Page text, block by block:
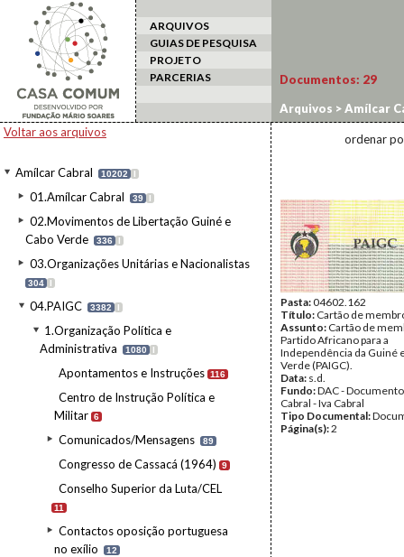
ARQUIVOS
GUIAS DE PESQUISA
PROJETO
PARCERIAS
Voltar aos arquivos
Amílcar Cabral 10202 I
01.Amílcar Cabral 39 I
02.Movimentos de Libertação Guiné e
Cabo Verde
336 I
03.Organizações Unitárias e Nacionalistas
304 I
04.PAIGC 3382 I
1.Organização Política e
Administrativa
1080 I
Apontamentos e Instruções 116
Centro de Instrução Política e
Militar 6
Comunicados/Mensagens 89
Congresso de Cassacá (1964) 9
Conselho Superior da Luta/CEL
11
Contactos oposição portuguesa
no exílio
12
Documentos: 29
Arquivos >Amílcar
administrativos
ordenar
Pasta:04602.162
Título: Cartão de
Assunto: Cartão de
Partido Africano para a
Independência da Guiné
Verde (PAIGC).
Data: s.d.
Fundo:DAC -
Cabral - Iva Cabral
Tipo Documental:
Página(s):2